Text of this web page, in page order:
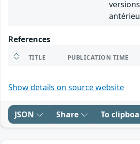
References
TITLE PUBLICATION TIME
Show details on source website
JSON Share To